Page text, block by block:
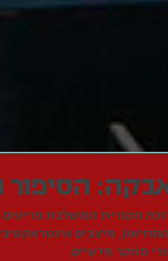
מקורית המשלבת
מיצבים
מחקר מדעיים.